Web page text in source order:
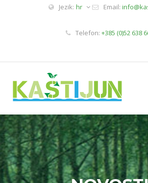
Jezik: hr Email:
Telefon: +385 (0)52 638